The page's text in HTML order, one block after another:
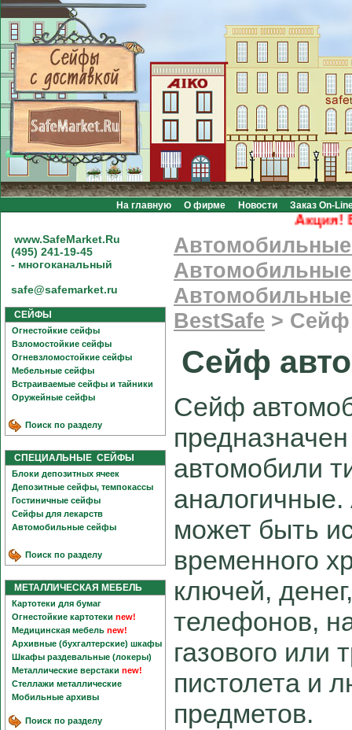
На главную О фирме Новости Заказ On-
Акция!
www.SafeMarket.Ru
(495) 241-19-45
- многоканальный
safe@safemarket.ru
СЕЙФЫ
Огнестойкие сейфы
Взломостойкие сейфы
Огневзломостойкие сейфы
Мебельные сейфы
Встраиваемые сейфы и тайники
Оружейные сейфы
Поиск по разделу
СПЕЦИАЛЬНЫЕ СЕЙФЫ
Блоки депозитных ячеек
Депозитные сейфы, темпокассы
Гостиничные сейфы
Сейфы для лекарств
Автомобильные сейфы
Поиск по разделу
МЕТАЛЛИЧЕСКАЯ МЕБЕЛЬ
Картотеки для бумаг
Огнестойкие картотеки new!
Медицинская мебель new!
Архивные (бухгалтерские) шкафы
Шкафы раздевальные (локеры)
Металлические верстаки new!
Стеллажи металлические
Мобильные архивы
Поиск по разделу
BestSafe > Сейф
Сейф
Сейф
автомобили
может быть
временного
ключей,
телефонов,
газового или
пистолета и
предметов.